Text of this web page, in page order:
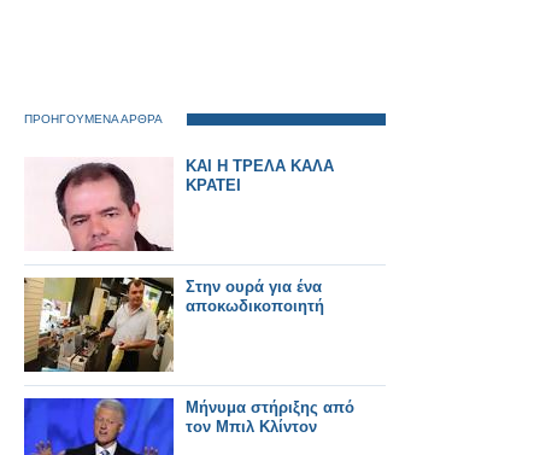
ΠΡΟΗΓΟΥΜΕΝΑ ΑΡΘΡΑ
ΚΑΙ Η ΤΡΕΛΑ ΚΑΛΑ
ΚΡΑΤΕΙ
Στην ουρά για ένα
αποκωδικοποιητή
Μήνυμα στήριξης από
τον Μπιλ Κλίντον